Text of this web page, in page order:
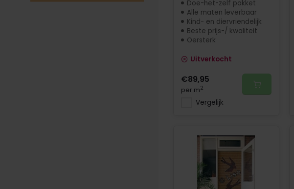
Doe-het-zelf pakket
Alle maten leverbaar
Kind- en diervriendelijk
Beste prijs-/ kwaliteit
Oersterk
Uitverkocht
€89,95
per m2
Vergelijk